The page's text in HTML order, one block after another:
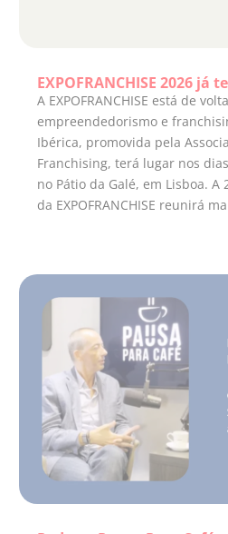
EXPOFRANCHISE 2026 já
A EXPOFRANCHISE está de
empreendedorismo e
Ibérica, promovida pela
Franchising, terá lugar nos
no Pátio da Galé, em Lisboa. A
da EXPOFRANCHISE reunirá